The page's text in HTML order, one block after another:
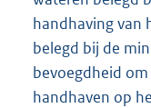
handhaving van
belegd bij de
bevoegdheid
handhaven op